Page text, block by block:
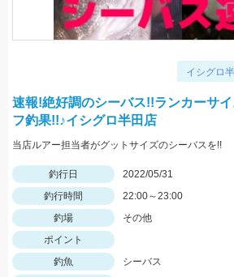
イシグロ
速報!絶好調のシーバス!!ランカーサ
フ釣果!!♪イシグロ半田店
当店ルアー担当者がグットサイズのシーバスを!!
釣行日
2022/05/31
釣行時間
22:00～23:00
釣場
その他
ポイント
釣魚
シーバス